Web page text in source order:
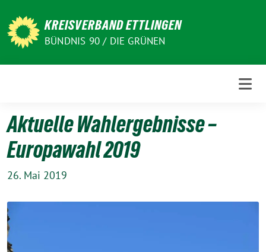
zum
Inhalt
KREISVERBAND ETTLINGEN
BÜNDNIS 90 / DIE GRÜNEN
Aktuelle Wahlergebnisse –
Europawahl 2019
26. Mai 2019